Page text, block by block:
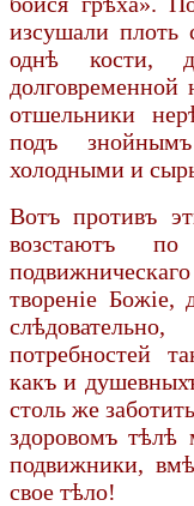
изсушали плоть
однѣ кости,
долговременной
отшельники
подъ
холодными и
Вотъ противъ
возстаютъ по
твореніе
потребностей
какъ и
столь же
здоровомъ
подвижники,
свое тѣло!